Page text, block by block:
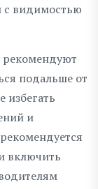
с видимостью
рекомендуют
подальше от
избегать
и
включить